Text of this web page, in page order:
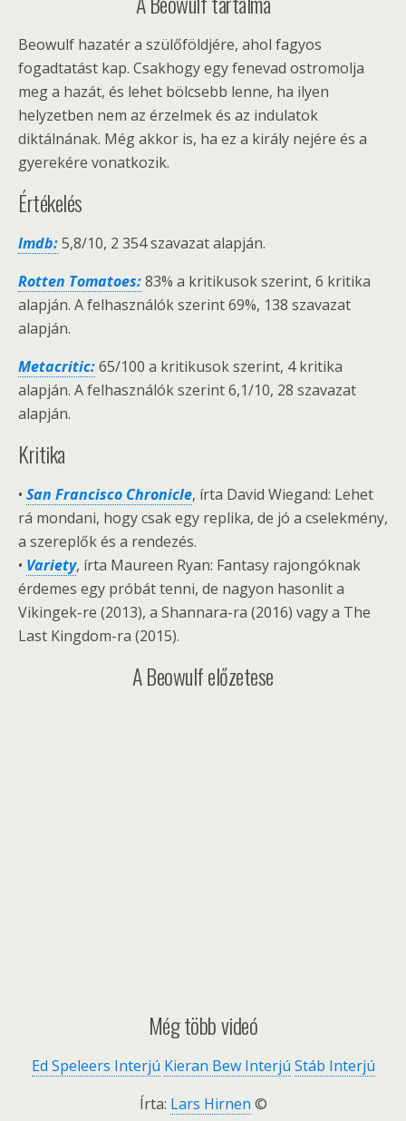
Beowulf hazatér a szülőföldjére, ahol fagyos
fogadtatást kap. Csakhogy egy fenevad ostromolja
meg a hazát, és lehet bölcsebb lenne, ha ilyen
helyzetben nem az érzelmek és az indulatok
diktálnának. Még akkor is, ha ez a király nejére és a
gyerekére vonatkozik.
Értékelés
Imdb:5,8/10, 2 354 szavazat alapján.
Rotten Tomatoes:83% a kritikusok szerint, 6 kritika
alapján. A felhasználók szerint 69%, 138 szavazat
alapján.
Metacritic:65/100 a kritikusok szerint, 4 kritika
alapján. A felhasználók szerint 6,1/10, 28 szavazat
alapján.
Kritika
• San Francisco Chronicle, írta David Wiegand: Lehet
rá mondani, hogy csak egy replika, de jó a cselekmény,
a szereplők és a rendezés.
• Variety, írta Maureen Ryan: Fantasy rajongóknak
érdemes egy próbát tenni, de nagyon hasonlit a
Vikingek-re (2013), a Shannara-ra (2016) vagy a The
Last Kingdom-ra (2015).
A Beowulf előzetese
Még több videó
Ed Speleers Interjú Kieran Bew Interjú Stáb Interjú
Írta: Lars Hirnen ©